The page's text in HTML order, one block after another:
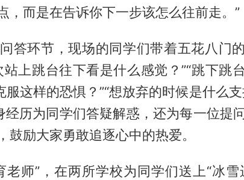
，而是在告诉你下一步该怎么往前走。”
答环节，现场的同学们带着五花八门
上跳台往下看是什么感觉？”“跳下跳
服这样的恐惧？”“想放弃的时候是什么
历为同学们答疑解惑，还为每一位提
鼓励大家勇敢追逐心中的热爱。
老师”，在两所学校为同学们送上“冰雪